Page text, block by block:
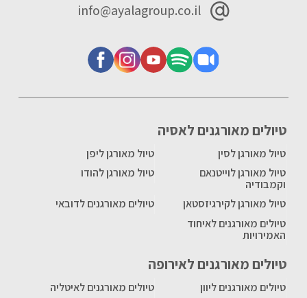
טיולים מאורגנים לאסיה
טיול מאורגן לסין
טיול מאורגן ליפן
טיול מאורגן לוייטנאם
וקמבודיה
טיול מאורגן להודו
טיול מאורגן לקירגיזסטאן
טיולים מאורגנים לדובאי
טיולים מאורגנים לאיחוד
האמירויות
טיולים מאורגנים לאירופה
טיולים מאורגנים ליוון
טיולים מאורגנים לאיטליה
info@ayalagroup.co.il